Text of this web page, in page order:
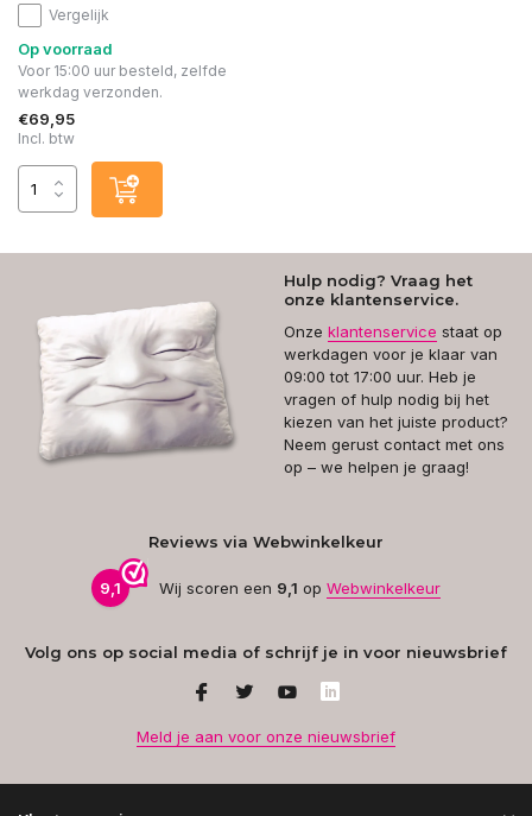
Vergelijk
Op voorraad
Voor 15:00 uur besteld, zelfde
werkdag verzonden.
€69,95
Incl. btw
Hulp nodig? Vraag het
onze klantenservice.
Onze klantenservice staat op
werkdagen voor je klaar van
09:00 tot 17:00 uur. Heb je
vragen of hulp nodig bij het
kiezen van het juiste product?
Neem gerust contact met ons
op – we helpen je graag!
Reviews via Webwinkelkeur
9,1 Wij scoren een 9,1 op Webwinkelkeur
Volg ons op social media of schrijf je in voor nieuwsbrief
Meld je aan voor onze nieuwsbrief